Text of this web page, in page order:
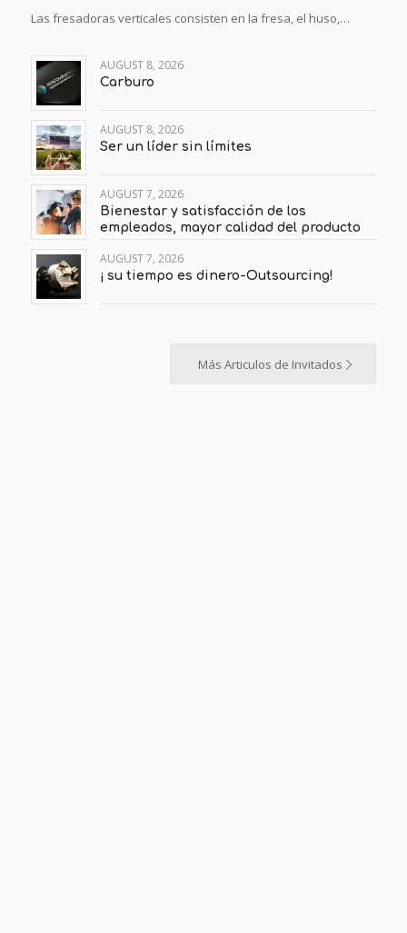
Las fresadoras verticales consisten en la fresa, el huso,…
AUGUST 8, 2026
Carburo
AUGUST 8, 2026
Ser un líder sin límites
AUGUST 7, 2026
Bienestar y satisfacción de los
empleados, mayor calidad del producto
AUGUST 7, 2026
¡ su tiempo es dinero-Outsourcing!
Más Articulos de Invitados